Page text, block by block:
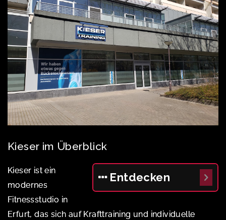
Kieser im Überblick
Entdecken
Kieser ist ein
modernes
Fitnessstudio in
Erfurt, das sich auf Krafttraining und individuelle